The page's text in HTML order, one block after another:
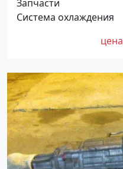
Запчасти
Система охлаждения
цена